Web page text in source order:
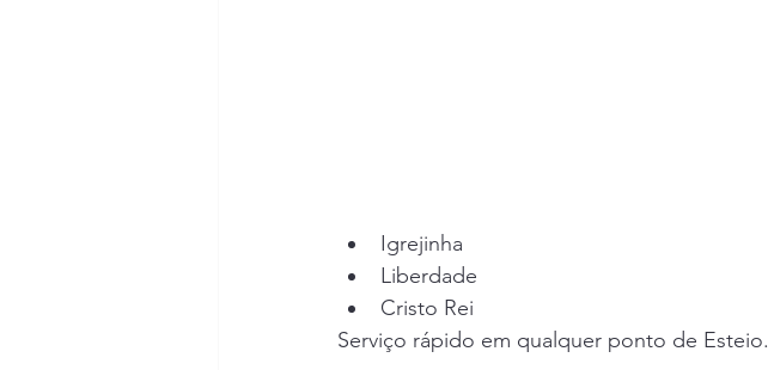
Igrejinha
Liberdade
Cristo Rei
Serviço rápido em qualquer ponto de Esteio.